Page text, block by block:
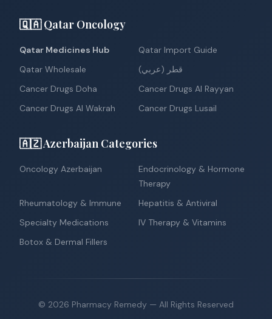
🇶🇦 Qatar Oncology
Qatar Medicines Hub
Qatar Import Guide
Qatar Wholesale
قطر (عربي)
Cancer Drugs Doha
Cancer Drugs Al Rayyan
Cancer Drugs Al Wakrah
Cancer Drugs Lusail
🇦🇿 Azerbaijan Categories
Oncology Azerbaijan
Endocrinology & Hormone
Therapy
Rheumatology & Immune
Hepatitis & Antiviral
Specialty Medications
IV Therapy & Vitamins
Botox & Dermal Fillers
© 2026 Pharmacy Remedy — All Rights Reserved